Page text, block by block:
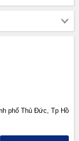
phố Thủ Đức, Tp Hồ